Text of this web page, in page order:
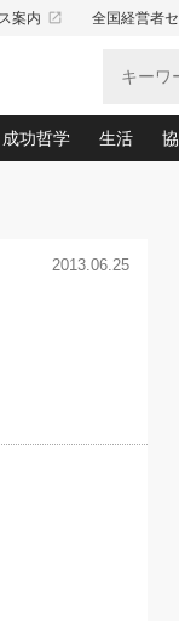
案内 launch 全国経営者
社
が
される「ウェルビー
る”お店の仕組みづく
だからお願いしたいと
社員に育てる！ 社員
年の「中小企業の人育
成功哲学
中国哲学に学ぶ 不
令和時代の「社長の
先人の名句名言の教
渡部昇一の「日本の
経営に活かす“十八史
生活
おのこ
(50)
デジタ
リーダ
ワイン
必読！
眼と耳
社長の
米国ス
高橋一
2013.06.25